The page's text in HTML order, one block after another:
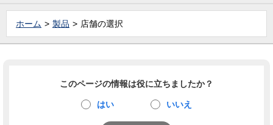
ホーム 製品 店舗の選択
このページの情報は役に立ちましたか？
はい いいえ